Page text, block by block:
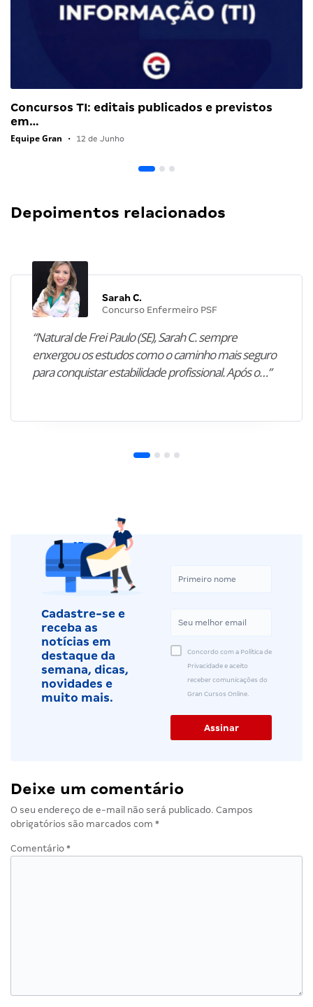
Concursos TI: editais publicados e previstos
em…
Equipe Gran • 12 de Junho
Depoimentos relacionados
Sarah C.
Concurso Enfermeiro PSF
“Natural de Frei Paulo (SE), Sarah C. sempre
enxergou os estudos como o caminho mais seguro
para conquistar estabilidade profissional. Após o…”
Cadastre-se e
receba as
notícias em
destaque da
semana, dicas,
novidades e
muito mais.
Concordo com a Política de
Privacidade e aceito
receber comunicações do
Gran Cursos Online.
Deixe um comentário
O seu endereço de e-mail não será publicado. Campos
obrigatórios são marcados com *
Comentário *